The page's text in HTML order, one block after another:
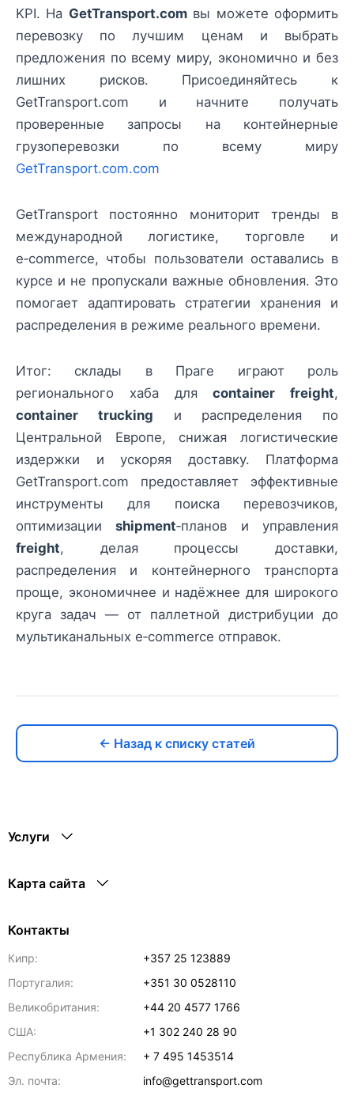
KPI. На GetTransport.comвы можете оформить
перевозку по лучшим ценам и выбрать
предложения по всему миру, экономично и без
лишних рисков. Присоединяйтесь к
GetTransport.com и начните получать
проверенные запросы на контейнерные
грузоперевозки по всему миру
GetTransport.com.com
GetTransport постоянно мониторит тренды в
международной логистике, торговле и
e‑commerce, чтобы пользователи оставались в
курсе и не пропускали важные обновления. Это
помогает адаптировать стратегии хранения и
распределения в режиме реального времени.
Итог: склады в Праге играют роль
регионального хаба дляcontainer freight,
container trucking и распределения по
Центральной Европе, снижая логистические
издержки и ускоряя доставку. Платформа
GetTransport.com предоставляет эффективные
инструменты для поиска перевозчиков,
оптимизацииshipment‑планов и управления
freight, делая процессы доставки,
распределения и контейнерного транспорта
проще, экономичнее и надёжнее для широкого
круга задач — от паллетной дистрибуции до
мультиканальных e‑commerce отправок.
← Назад к списку статей
Услуги
Карта сайта
Контакты
Кипр:
+357 25 123889
Португалия:
+351 30 0528110
Великобритания:
+44 20 4577 1766
США:
+1 302 240 28 90
Республика Армения:
+ 7 495 1453514
Эл. почта:
info@gettransport.com